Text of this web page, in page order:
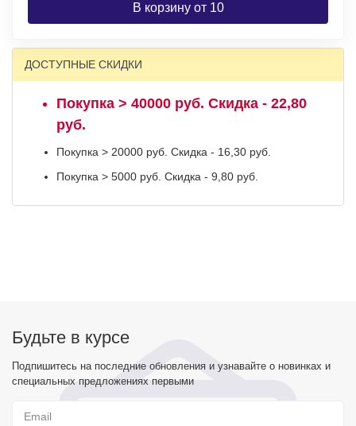
В корзину от 10
ДОСТУПНЫЕ СКИДКИ
Покупка > 40000 руб. Скидка - 22,80
руб.
Покупка > 20000 руб. Скидка - 16,30 руб.
Покупка > 5000 руб. Скидка - 9,80 руб.
Будьте в курсе
Подпишитесь на последние обновления и узнавайте о новинках и
специальных предложениях первыми